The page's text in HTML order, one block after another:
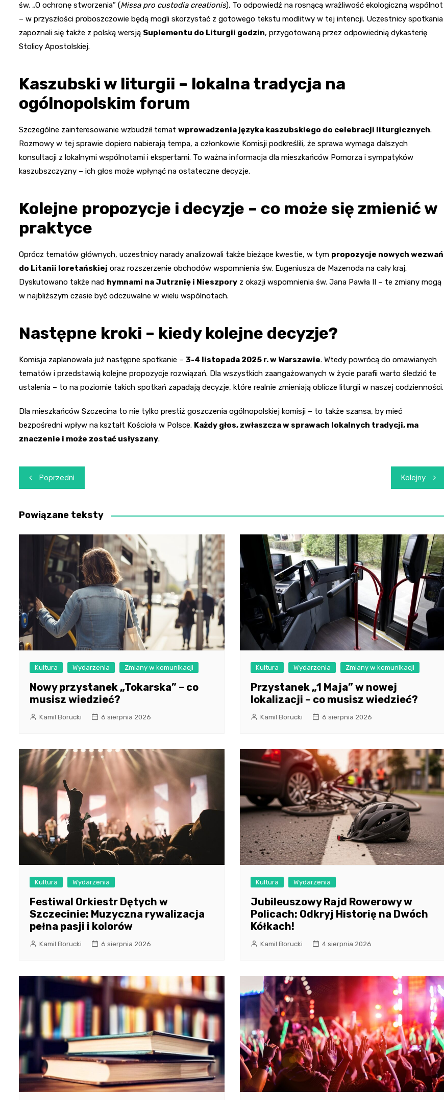
św. „O ochronę stworzenia” (Missa pro custodia creationis). To odpowiedź na rosnącą wrażliwość ekologiczną wspólnot
– w przyszłości proboszczowie będą mogli skorzystać z gotowego tekstu modlitwy w tej intencji. Uczestnicy spotkania
zapoznali się także z polską wersją Suplementu do Liturgii godzin, przygotowaną przez odpowiednią dykasterię
Stolicy Apostolskiej.
Kaszubski w liturgii – lokalna tradycja na
ogólnopolskim forum
Szczególne zainteresowanie wzbudził temat wprowadzenia języka kaszubskiego do celebracji liturgicznych.
Rozmowy w tej sprawie dopiero nabierają tempa, a członkowie Komisji podkreślili, że sprawa wymaga dalszych
konsultacji z lokalnymi wspólnotami i ekspertami. To ważna informacja dla mieszkańców Pomorza i sympatyków
kaszubszczyzny – ich głos może wpłynąć na ostateczne decyzje.
Kolejne propozycje i decyzje – co może się zmienić w
praktyce
Oprócz tematów głównych, uczestnicy narady analizowali także bieżące kwestie, w tym propozycje nowych wezwań
do Litanii loretańskiej oraz rozszerzenie obchodów wspomnienia św. Eugeniusza de Mazenoda na cały kraj.
Dyskutowano także nad hymnami na Jutrznię i Nieszpory z okazji wspomnienia św. Jana Pawła II – te zmiany mogą
w najbliższym czasie być odczuwalne w wielu wspólnotach.
Następne kroki – kiedy kolejne decyzje?
Komisja zaplanowała już następne spotkanie – 3-4 listopada 2025 r. w Warszawie. Wtedy powrócą do omawianych
tematów i przedstawią kolejne propozycje rozwiązań. Dla wszystkich zaangażowanych w życie parafii warto śledzić te
ustalenia – to na poziomie takich spotkań zapadają decyzje, które realnie zmieniają oblicze liturgii w naszej codzienności.
Dla mieszkańców Szczecina to nie tylko prestiż goszczenia ogólnopolskiej komisji – to także szansa, by mieć
bezpośredni wpływ na kształt Kościoła w Polsce. Każdy głos, zwłaszcza w sprawach lokalnych tradycji, ma
znaczenie i może zostać usłyszany.
Nawigacja
wpisu
Poprzedni Kolejny
Powiązane teksty
Kultura Wydarzenia Zmiany w komunikacji
Nowy przystanek „Tokarska” – co
musisz wiedzieć?
Kamil Borucki 6 sierpnia 2026
Kultura Wydarzenia Zmiany w komunikacji
Przystanek „1 Maja” w nowej
lokalizacji – co musisz wiedzieć?
Kamil Borucki 6 sierpnia 2026
Kultura Wydarzenia
Festiwal Orkiestr Dętych w
Szczecinie: Muzyczna rywalizacja
pełna pasji i kolorów
Kamil Borucki 6 sierpnia 2026
Kultura Wydarzenia
Jubileuszowy Rajd Rowerowy w
Policach: Odkryj Historię na Dwóch
Kółkach!
Kamil Borucki 4 sierpnia 2026